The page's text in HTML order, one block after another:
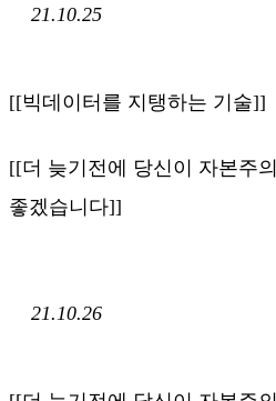
21.10.25
[[빅데이터를 지탱하는 기술]]
[[더 늦기전에 당신이 자본주
좋겠습니다]]
21.10.26